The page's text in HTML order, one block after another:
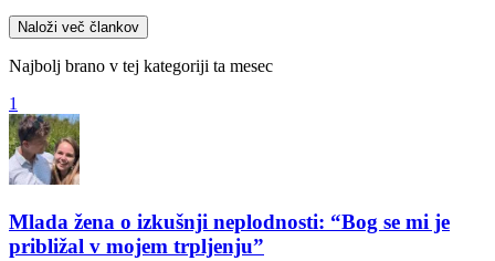
Naloži več člankov
Najbolj brano v tej kategoriji ta mesec
1
Mlada žena o izkušnji neplodnosti: “Bog se mi je
približal v mojem trpljenju”